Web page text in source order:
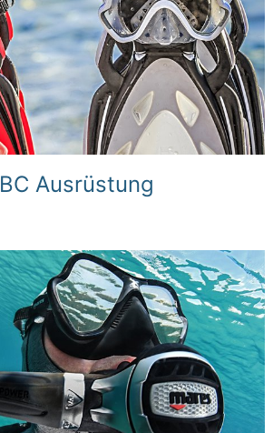
Ausrüstung